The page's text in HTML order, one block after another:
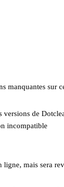
manquantes sur
de
incompatible
ligne, mais sera